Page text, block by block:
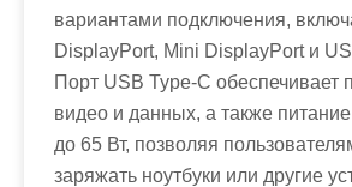
вариантами подключения,
DisplayPort, Mini DisplayPort и
Порт USB Type-C обеспечивает
видео и данных, а также
до 65 Вт, позволяя
заряжать ноутбуки или другие